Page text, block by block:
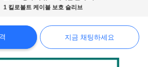
1 킬로볼트 케이블 보호 슬리브
지금 채팅하세요